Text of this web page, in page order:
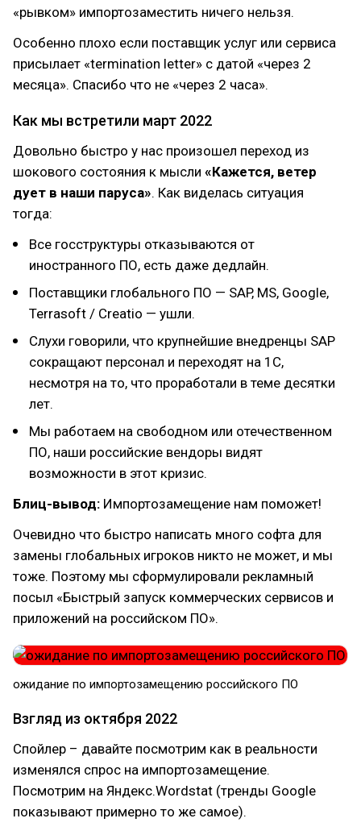
«рывком» импортозаместить ничего нельзя.
Особенно плохо если поставщик услуг или сервиса
присылает «termination letter» с датой «через 2
месяца». Спасибо что не «через 2 часа».
Как мы встретили март 2022
Довольно быстро у нас произошел переход из
шокового состояния к мысли «Кажется, ветер
дует в наши паруса». Как виделась ситуация
тогда:
Все госструктуры отказываются от
иностранного ПО, есть даже дедлайн.
Поставщики глобального ПО — SAP, MS, Google,
Terrasoft / Creatio — ушли.
Слухи говорили, что крупнейшие внедренцы SAP
сокращают персонал и переходят на 1С,
несмотря на то, что проработали в теме десятки
лет.
Мы работаем на свободном или отечественном
ПО, наши российские вендоры видят
возможности в этот кризис.
Блиц-вывод: Импортозамещение нам поможет!
Очевидно что быстро написать много софта для
замены глобальных игроков никто не может, и мы
тоже. Поэтому мы сформулировали рекламный
посыл «Быстрый запуск коммерческих сервисов и
приложений на российском ПО».
ожидание по импортозамещению российского ПО
Взгляд из октября 2022
Спойлер – давайте посмотрим как в реальности
изменялся спрос на импортозамещение.
Посмотрим на Яндекс.Wordstat (тренды Google
показывают примерно то же самое).